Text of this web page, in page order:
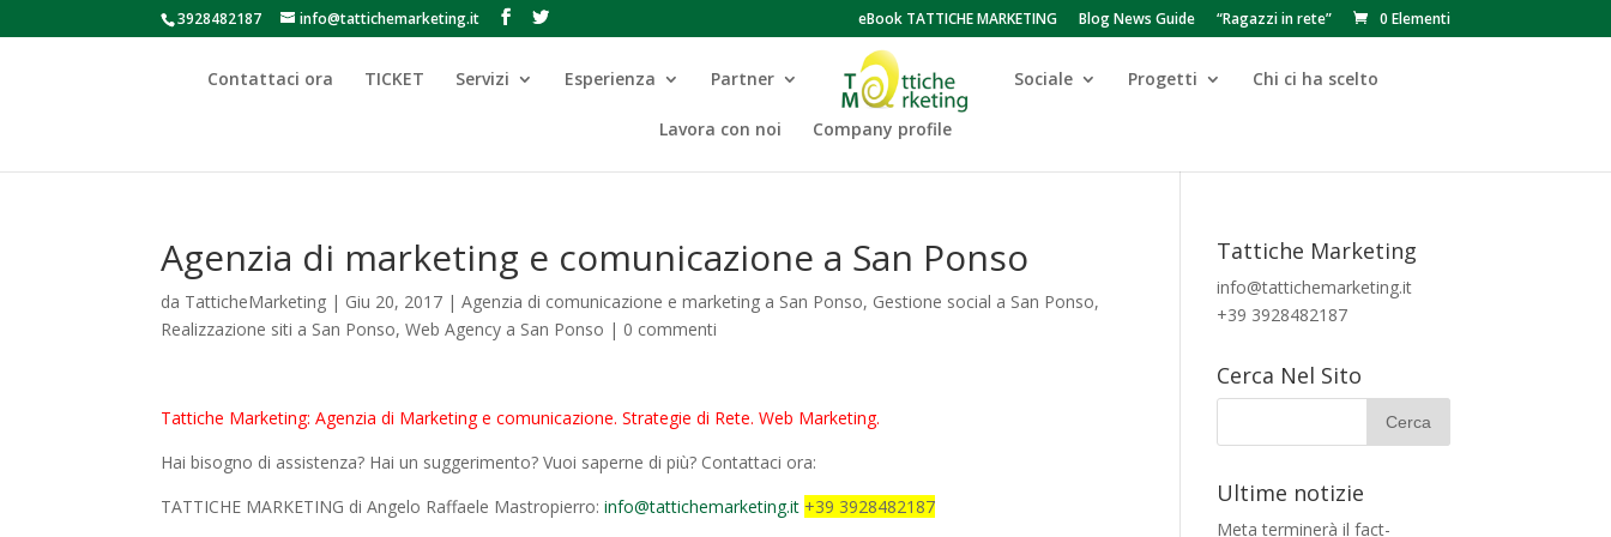
3928482187 info@tattichemarketing.it eBook TATTICHE MARKETING Blog News Guide “Ragazzi in rete” 0 Elementi
Contattaci ora TICKET Servizi Esperienza Partner Sociale Progetti Chi ci ha scelto
Lavora con noi Company profile
Agenzia di marketing e comunicazione a San Ponso
da TatticheMarketing | Giu 20, 2017 |Agenzia di comunicazione e marketing a San Ponso, Gestione social a San Ponso,
Realizzazione siti a San Ponso,Web Agency a San Ponso | 0 commenti
Tattiche Marketing: Agenzia di Marketing e comunicazione. Strategie di Rete. Web Marketing.
Hai bisogno di assistenza? Hai un suggerimento? Vuoi saperne di più? Contattaci ora:
TATTICHE MARKETING di Angelo Raffaele Mastropierro:info@tattichemarketing.it +39 3928482187
Tattiche Marketing
info@tattichemarketing.it
+39 3928482187
Cerca Nel Sito
Ultime notizie
Meta terminerà il fact-